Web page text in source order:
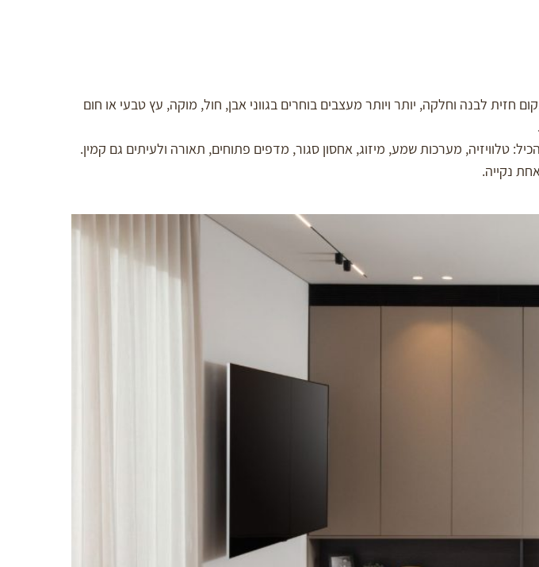
לבנה וחלקה, יותר ויותר מעצבים בוחרים בגווני אבן, חול, מוקה, עץ טבעי או חום
מערכות שמע, מיזוג, אחסון סגור, מדפים פתוחים, תאורה ולעיתים גם קמין.
נקייה.